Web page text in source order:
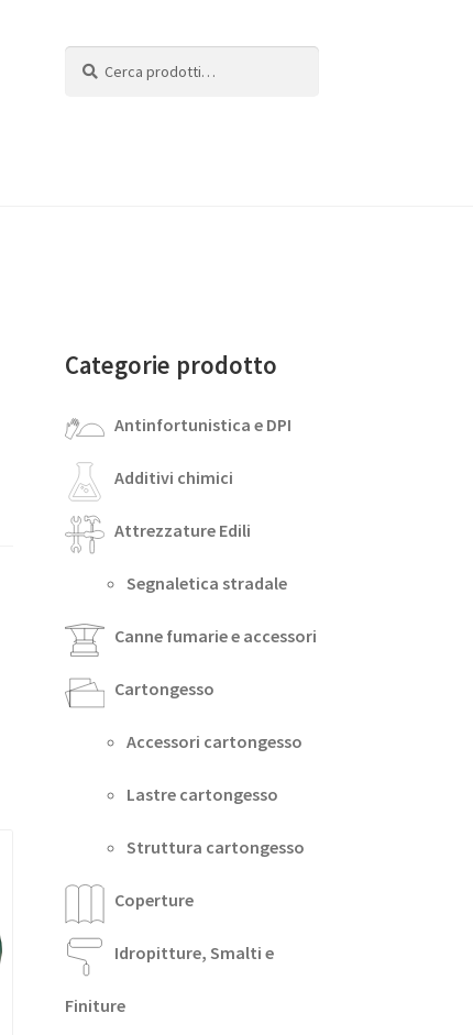
Categorie prodotto
Antinfortunistica e DPI
Additivi chimici
Attrezzature Edili
Segnaletica stradale
Canne fumarie e accessori
Cartongesso
Accessori cartongesso
Lastre cartongesso
Struttura cartongesso
Coperture
Idropitture, Smalti e
Finiture